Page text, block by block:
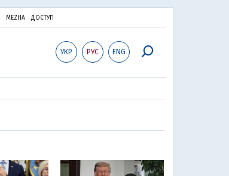
MEZHA ДОСТУП
УКР РУС ENG